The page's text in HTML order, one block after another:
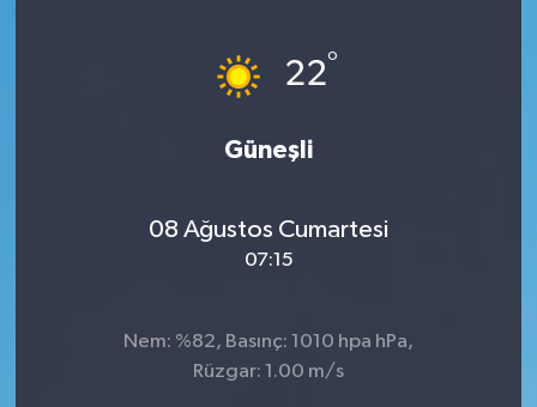
22°
Güneşli
08 Ağustos Cumartesi
07:15
Nem: %82, Basınç: 1010 hpa hPa,
Rüzgar: 1.00 m/s